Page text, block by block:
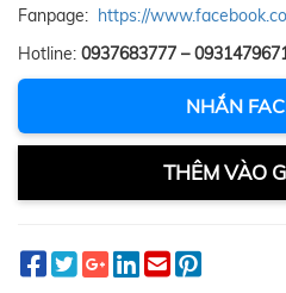
Fanpage: https://
Hotline: 0937683777 –
NHẮN
THÊM VÀO